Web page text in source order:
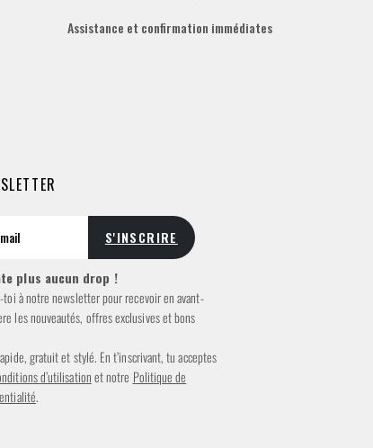
Assistance et confirmation immédiates
plus aucun drop !
toi à notre newsletter pour recevoir en avant-
les nouveautés, offres exclusives et bons
gratuit et stylé. En t’inscrivant, tu acceptes
d’utilisationet notre Politique de
.